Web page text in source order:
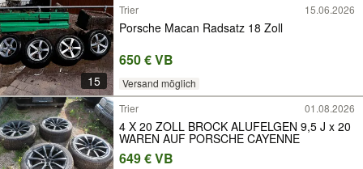
15
Trier 15.06.2026
Porsche Macan Radsatz 18 Zoll
650 € VB
Versand möglich
Trier 01.08.2026
4 X 20 ZOLL BROCK ALUFELGEN 9,5 J x 20
WAREN AUF PORSCHE CAYENNE
649 € VB